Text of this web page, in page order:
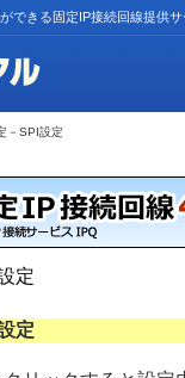
できる固定IP接続回線提供
－SPI設定
定
定